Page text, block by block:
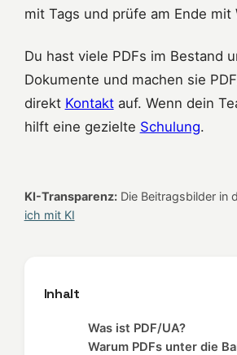
mit Tags und prüfe am Ende
Du hast viele PDFs im Bestand
Dokumente und machen sie
direkt Kontaktauf. Wenn dein
hilft eine gezielte Schulung.
KI-Transparenz:Die Beitragsbilder in
ich mit KI
Inhalt
Was ist PDF/UA?
Warum PDFs unter die